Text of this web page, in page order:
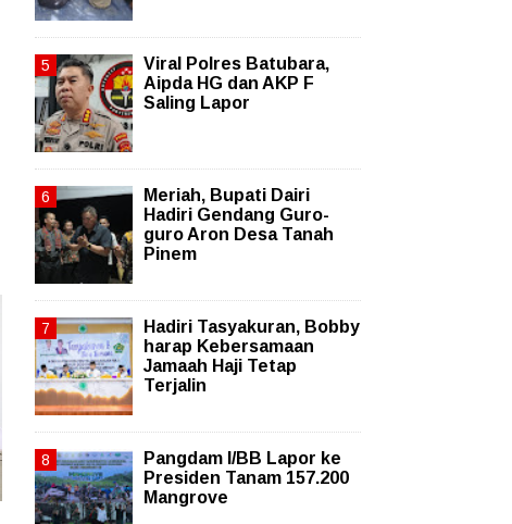
Viral Polres Batubara,
Aipda HG dan AKP F
Saling Lapor
Meriah, Bupati Dairi
Hadiri Gendang Guro-
guro Aron Desa Tanah
Pinem
Hadiri Tasyakuran, Bobby
harap Kebersamaan
Jamaah Haji Tetap
Terjalin
Pangdam I/BB Lapor ke
Presiden Tanam 157.200
Mangrove